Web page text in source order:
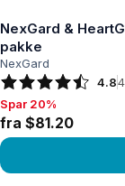
NexGard &
pakke
NexGard
4.84
Spar 20%, fra
Spar 20%
fra $81.20